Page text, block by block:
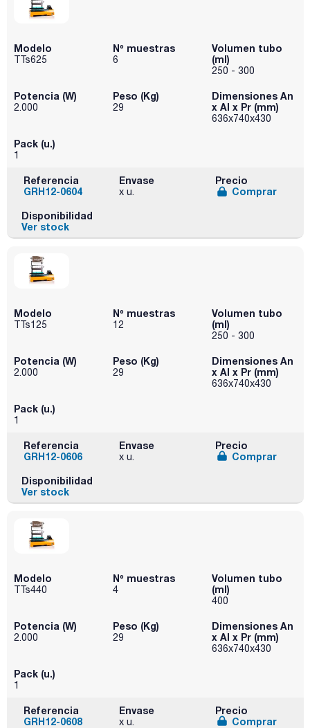
Modelo
TTs625
Nº muestras
6
Volumen tubo
(ml)
250 - 300
Potencia (W)
2.000
Peso (Kg)
29
Dimensiones An
x Al x Pr (mm)
636x740x430
Pack (u.)
1
Referencia
GRH12-0604
Envase
x u.
Precio
Comprar
Disponibilidad
Ver stock
Modelo
TTs125
Nº muestras
12
Volumen tubo
(ml)
250 - 300
Potencia (W)
2.000
Peso (Kg)
29
Dimensiones An
x Al x Pr (mm)
636x740x430
Pack (u.)
1
Referencia
GRH12-0606
Envase
x u.
Precio
Comprar
Disponibilidad
Ver stock
Modelo
TTs440
Nº muestras
4
Volumen tubo
(ml)
400
Potencia (W)
2.000
Peso (Kg)
29
Dimensiones An
x Al x Pr (mm)
636x740x430
Pack (u.)
1
Referencia
GRH12-0608
Envase
x u.
Precio
Comprar